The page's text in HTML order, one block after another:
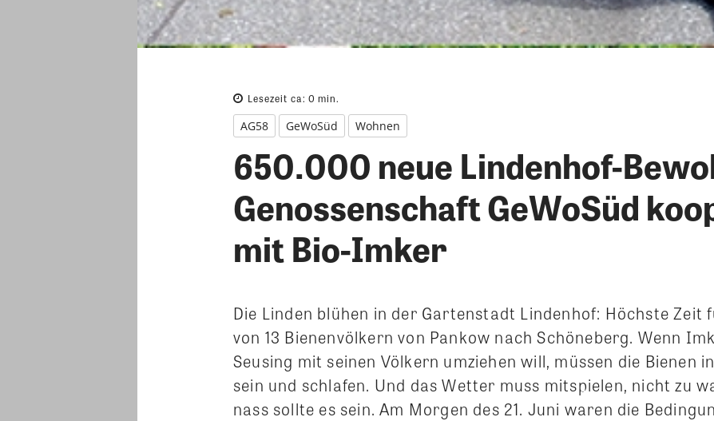
Lesezeit ca: 0 min.
AG58 GeWoSüd Wohnen
650.000 neue Lindenhof-
Genossenschaft GeWoSüd
mit Bio-Imker
Die Linden blühen in der Gartenstadt Lindenhof: Höchste Zeit
von 13 Bienenvölkern von Pankow nach Schöneberg. Wenn
Seusing mit seinen Völkern umziehen will, müssen die Bienen
sein und schlafen. Und das Wetter muss mitspielen, nicht zu
nass sollte es sein. Am Morgen des 21. Juni waren die